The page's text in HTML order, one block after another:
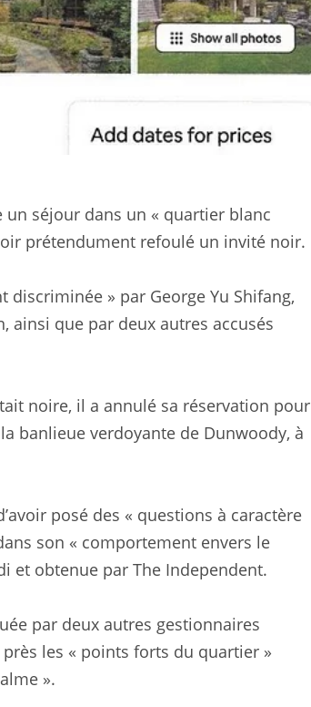
séjour dans un « quartier blanc
prétendument refoulé un invité noir.
» par George Yu Shifang,
ainsi que par deux autres accusés
noire, il a annulé sa réservation pour
banlieue verdoyante de Dunwoody, à
posé des « questions à caractère
son « comportement envers le
et obtenue par The Independent.
par deux autres gestionnaires
les « points forts du quartier »
».